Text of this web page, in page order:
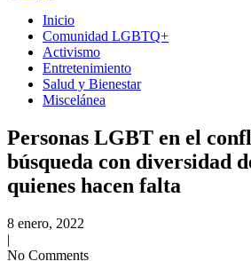
Inicio
Comunidad LGBTQ+
Activismo
Entretenimiento
Salud y Bienestar
Miscelánea
Personas LGBT en el
búsqueda con diversidad
quienes hacen falta
8 enero, 2022
|
No Comments